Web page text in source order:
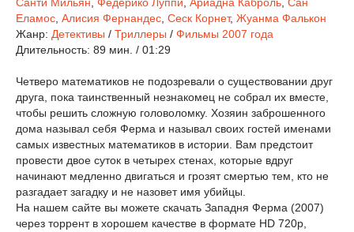
Еламос Алисия Фернандес Сеск Корнет, Жуанма Фалькон
Жанр: Детективы / Триллеры / Фильмы 2007 года
Длительность: 89 мин. / 01:29
Четверо математиков не подозревали о существовании друг
друга, пока таинственный незнакомец не собрал их вместе,
чтобы решить сложную головоломку. Хозяин заброшенного
дома называл себя Ферма и называл своих гостей именами
самых известных математиков в истории. Вам предстоит
провести двое суток в четырех стенах, которые вдруг
начинают медленно двигаться и грозят смертью тем, кто не
разгадает загадку и не назовет имя убийцы.
На нашем сайте вы можете скачать Западня Ферма (2007)
через торрент в хорошем качестве в формате HD 720p,